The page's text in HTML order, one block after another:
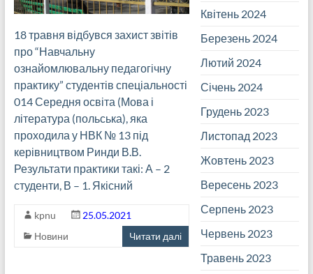
18 травня відбувся захист звітів
про “Навчальну
ознайомлювальну педагогічну
практику” студентів спеціальності
014 Середня освіта (Мова і
література (польська), яка
проходила у НВК № 13 під
керівництвом Ринди В.В.
Результати практики такі: А – 2
студенти, В – 1. Якісний
kpnu
25.05.2021
Новини
Читати далі
Квітень 2024
Березень 2024
Лютий 2024
Січень 2024
Грудень 2023
Листопад 2023
Жовтень 2023
Вересень 2023
Серпень 2023
Червень 2023
Травень 2023